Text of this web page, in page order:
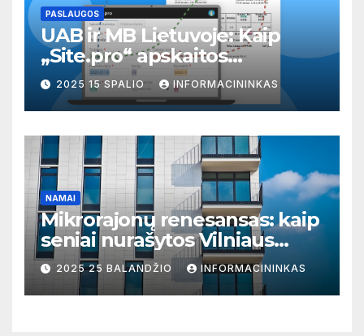
PASLAUGOS
UAB ir MB Lietuvoje: Kaip
„Site.pro“ apskaitos
programa gali pagerinti jūsų
verslo valdymą
2025 15 SPALIO INFORMACININKAS
NAMAI
Mikrorajonų renesansas: kaip
seniai nurašytos Vilniaus
zonos virto prestižinėmis
vietomis gyventi
2025 25 BALANDŽIO INFORMACININKAS